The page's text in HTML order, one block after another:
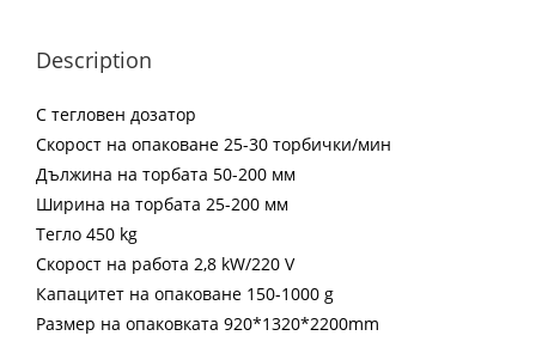
Description
С тегловен дозатор
Скорост на опаковане 25-30 торбички/мин
Дължина на торбата 50-200 мм
Ширина на торбата 25-200 мм
Тегло 450 kg
Скорост на работа 2,8 kW/220 V
Капацитет на опаковане 150-1000 g
Размер на опаковката 920*1320*2200mm